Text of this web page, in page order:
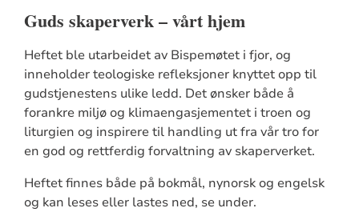
Guds skaperverk – vårt hjem
Heftet ble utarbeidet av Bispemøtet i fjor, og
inneholder teologiske refleksjoner knyttet opp til
gudstjenestens ulike ledd. Det ønsker både å
forankre miljø og klimaengasjementet i troen og
liturgien og inspirere til handling ut fra vår tro for
en god og rettferdig forvaltning av skaperverket.
Heftet finnes både på bokmål, nynorsk og engelsk
og kan leses eller lastes ned, se under.